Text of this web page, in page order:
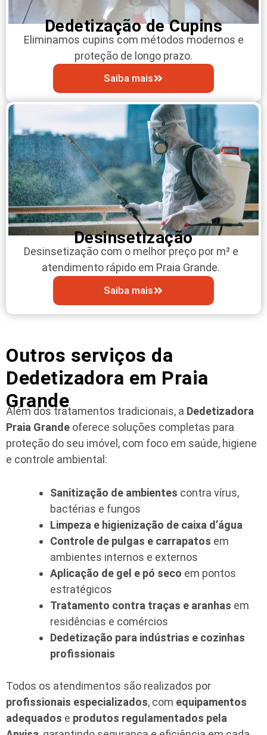
Dedetização de Cupins
Eliminamos cupins com métodos modernos e
proteção de longo prazo.
Saiba mais
Desinsetização
Desinsetização com o melhor preço por m² e
atendimento rápido em Praia Grande.
Saiba mais
Outros serviços da
Dedetizadora em Praia
Grande
Além dos tratamentos tradicionais, a Dedetizadora
Praia Grande oferece soluções completas para
proteção do seu imóvel, com foco em saúde, higiene
e controle ambiental:
Sanitização de ambientes contra vírus,
bactérias e fungos
Limpeza e higienização de caixa d’água
Controle de pulgas e carrapatos em
ambientes internos e externos
Aplicação de gel e pó seco em pontos
estratégicos
Tratamento contra traças e aranhas em
residências e comércios
Dedetização para indústrias e cozinhas
profissionais
Todos os atendimentos são realizados por
profissionais especializados, com equipamentos
adequados e produtos regulamentados pela